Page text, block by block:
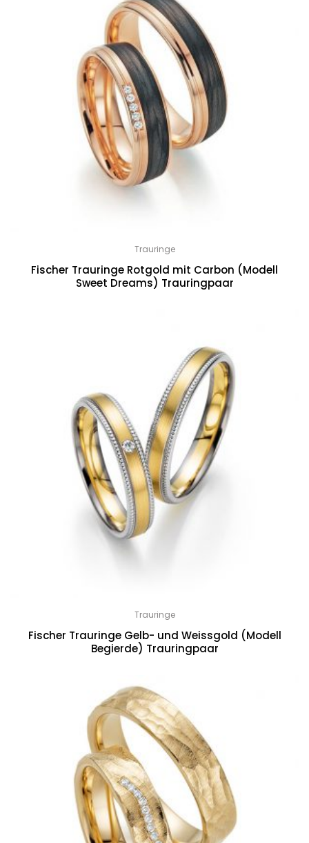
Trauringe
Fischer Trauringe Rotgold mit Carbon (Modell
Sweet Dreams) Trauringpaar
Trauringe
Fischer Trauringe Gelb- und Weissgold (Modell
Begierde) Trauringpaar